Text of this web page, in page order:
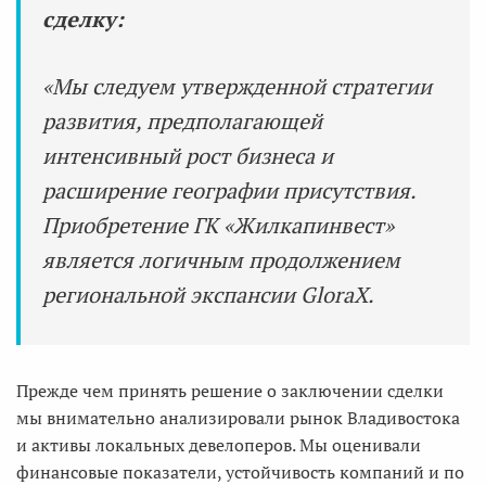
сделку:
«Мы следуем утвержденной стратегии
развития, предполагающей
интенсивный рост бизнеса и
расширение географии присутствия.
Приобретение ГК «Жилкапинвест»
является логичным продолжением
региональной экспансии GloraX.
Прежде чем принять решение о заключении сделки
мы внимательно анализировали рынок Владивостока
и активы локальных девелоперов. Мы оценивали
финансовые показатели, устойчивость компаний и по